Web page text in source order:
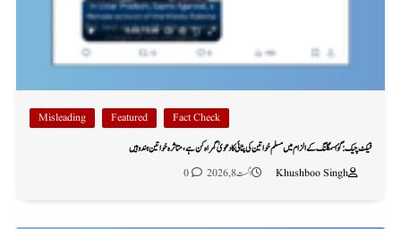
Fact Check
Featured
Misleading
فیکٹ چیک: گؤ اسمگلنگ کے الزام میں مسلم خواتین کی پٹائی کا دعویٰ گمراہ کن ہے، متاثرہ خواتین ہندو ہیں
Khushboo Singh
اگست 8, 2026 0